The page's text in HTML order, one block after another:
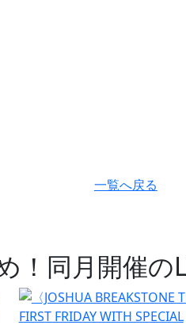
一覧へ戻る
！同月開催の